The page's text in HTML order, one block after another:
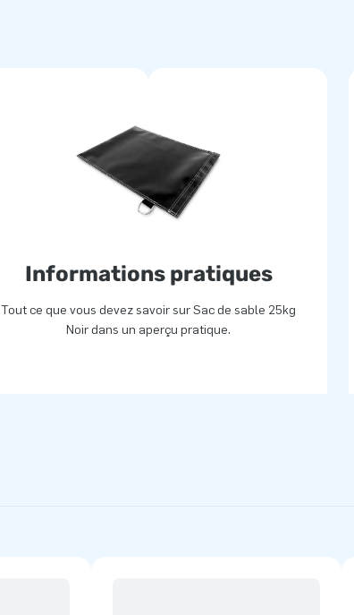
Informations pratiques
Tout ce que vous devez savoir sur Sac de sable 25kg
Noir dans un aperçu pratique.